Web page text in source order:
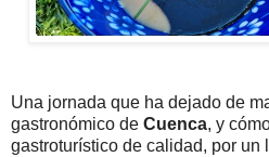
Una jornada que ha dejado de
gastronómico de Cuenca, y
gastroturístico de calidad, por un